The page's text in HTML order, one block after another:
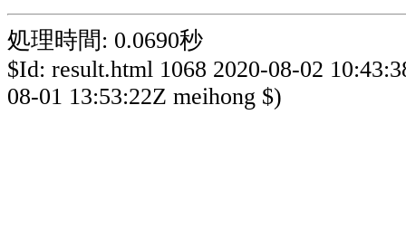
処理時間: 0.0690秒
$Id: result.html 1068 2020-08-02
08-01 13:53:22Z meihong $)